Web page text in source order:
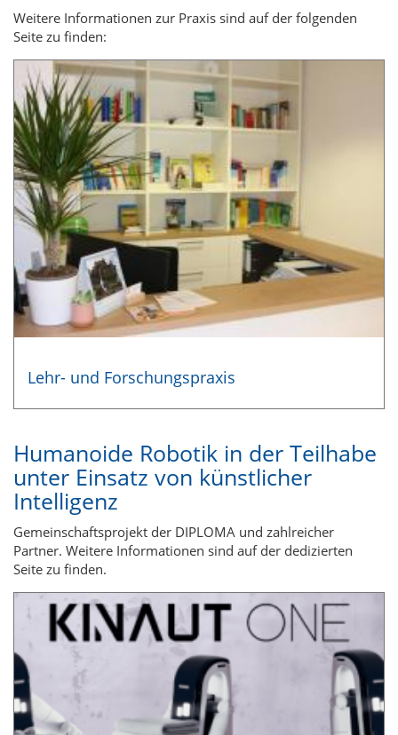
Weitere Informationen zur Praxis sind auf der folgenden
Seite zu finden:
Lehr- und Forschungspraxis
Humanoide Robotik in der Teilhabe
unter Einsatz von künstlicher
Intelligenz
Gemeinschaftsprojekt der DIPLOMA und zahlreicher
Partner. Weitere Informationen sind auf der dedizierten
Seite zu finden.